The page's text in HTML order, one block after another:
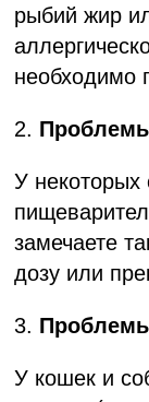
рыбий жир
необходимо
2.
У некоторых
замечаете
дозу или
3.
У кошек и